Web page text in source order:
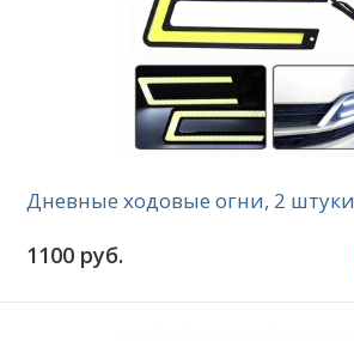
Дневные ходовые огни, 2 штуки
1100 руб.